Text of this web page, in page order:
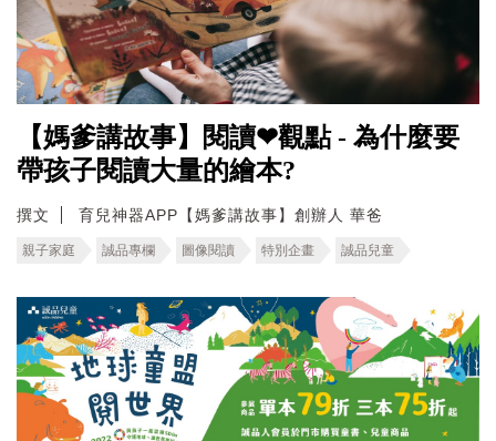
【媽爹講故事】閱讀❤觀點 - 為什麼要
帶孩子閱讀大量的繪本?
撰文 育兒神器APP【媽爹講故事】創辦人 華爸
親子家庭 誠品專欄 圖像閱讀 特別企畫 誠品兒童